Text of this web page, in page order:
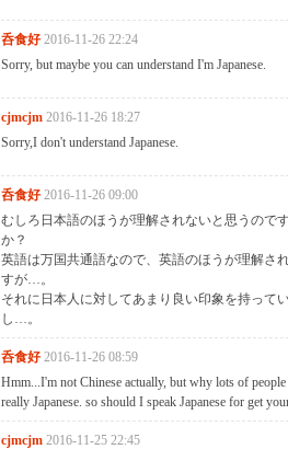
呑食好 2016-11-26 22:24
Sorry, but maybe you can understand I'm Japanese.
cjmcjm 2016-11-26 18:27
Sorry,I don't understand Japanese.
呑食好 2016-11-26 09:00
むしろ日本語のほうが理解されないと思うので
か？
英語は万国共通語なので、英語のほうが理解さ
すが…。
それに日本人に対してあまり良い印象を持って
し…。
呑食好 2016-11-26 08:59
Hmm...I'm not Chinese actually, but why lots of
really Japanese. so should I speak Japanese for get
cjmcjm 2016-11-25 22:45